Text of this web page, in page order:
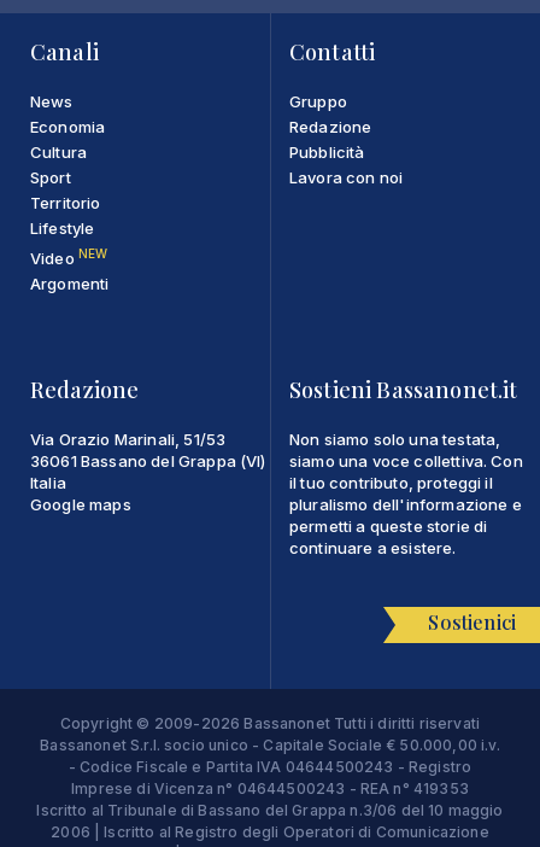
Canali
News
Economia
Cultura
Sport
Territorio
Lifestyle
Video NEW
Argomenti
Contatti
Gruppo
Redazione
Pubblicità
Lavora con noi
Redazione
Via Orazio Marinali, 51/53
36061 Bassano del Grappa (VI)
Italia
Google maps
Sostieni Bassanonet.it
Non siamo solo una testata,
siamo una voce collettiva. Con
il tuo contributo, proteggi il
pluralismo dell'informazione e
permetti a queste storie di
continuare a esistere.
Sostienici
Copyright © 2009-2026 Bassanonet Tutti i diritti riservati
Bassanonet S.r.l. socio unico - Capitale Sociale € 50.000,00 i.v.
- Codice Fiscale e Partita IVA 04644500243 - Registro
Imprese di Vicenza n° 04644500243 - REA n° 419353
Iscritto al Tribunale di Bassano del Grappa n.3/06 del 10 maggio
2006 | Iscritto al Registro degli Operatori di Comunicazione